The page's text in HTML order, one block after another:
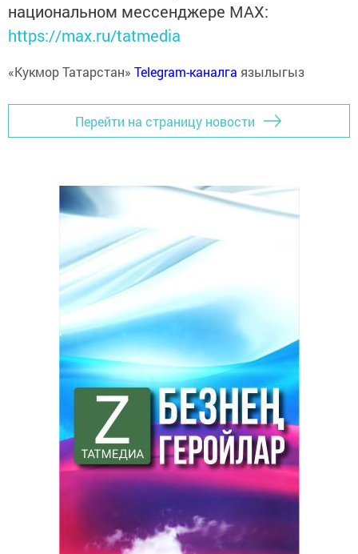
национальном мессенджере MАХ:
https://max.ru/tatmedia
«Кукмор Татарстан» Telegram-каналга язылыгыз
Перейти на страницу новости